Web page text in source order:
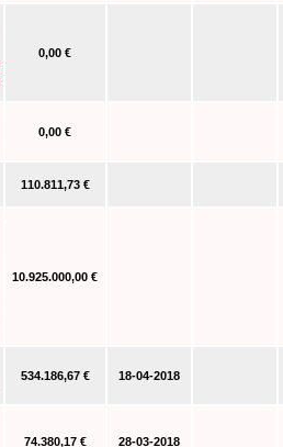
0,00 €
0,00 €
110.811,73 €
10.925.000,00 €
534.186,67 € 18-04-2018
74.380,17 € 28-03-2018